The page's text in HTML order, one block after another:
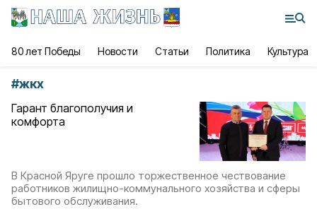
80 лет Победы Новости Статьи Политика Культура
#жкх
Гарант благополучия и
комфорта
В Красной Яруге прошло торжественное чествование
работников жилищно-коммунального хозяйства и сферы
бытового обслуживания.